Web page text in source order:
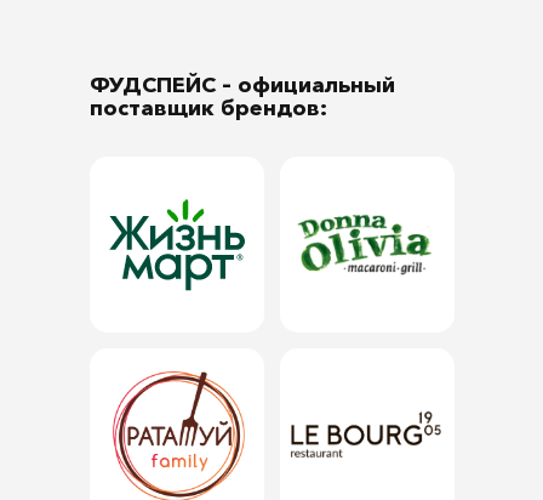
ФУДСПЕЙС – официальный
поставщик брендов: